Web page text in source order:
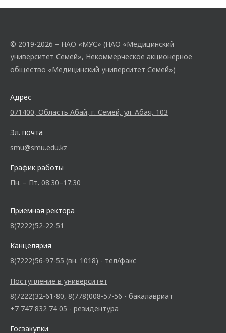
© 2019-2026 – НАО «МУС» (НАО «Медицинский
университет Семей», Некоммерческое акционерное
общество «Медицинский университет Семей»)
Адрес
071400, Область Абай, г. Семей, ул. Абая, 103
Эл. почта
smu@smu.edu.kz
График работы
Пн. – Пт. 08:30–17:30
Приемная ректора
8(7222)52-22-51
Канцелярия
8(7222)56-97-55 (вн. 1018) - тел/факс
Поступление в университет
8(7222)32-61-80, 8(778)008-57-56 - бакалавриат
+7 747 832 74 05 - резидентура
Госзакупки